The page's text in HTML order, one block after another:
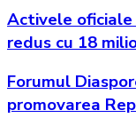
Activele
redus cu 18
Forumul
promovarea